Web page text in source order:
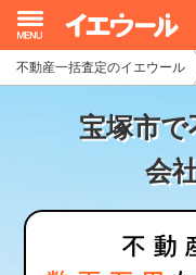
不動産一括査定のイエウール
宝塚市
会
イエウール加盟希望の
初めての方へ
不動産の売却・一括査